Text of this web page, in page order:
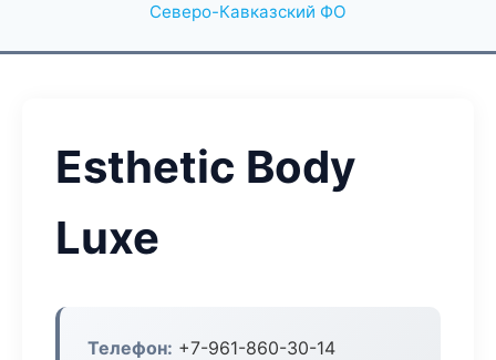
Северо-Кавказский ФО
Esthetic Body
Luxe
Телефон: +7-961-860-30-14